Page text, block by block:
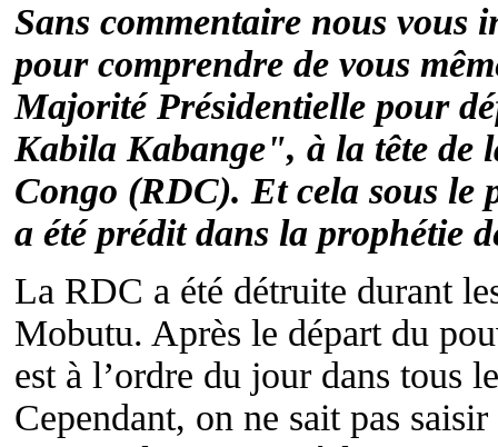
Sans commentaire nous vous
pour comprendre de vous
Majorité Présidentielle pour
Kabila Kabange", à la tête de
Congo (RDC). Et cela sous le
a été prédit dans la prophétie
La RDC a été détruite durant
Mobutu. Après le départ du
est à l’ordre du jour dans tous
Cependant, on ne sait pas